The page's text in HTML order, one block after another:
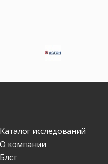
Каталог исследований
О компании
Блог